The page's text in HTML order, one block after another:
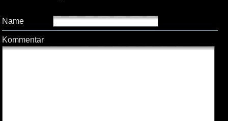
Name
Kommentar